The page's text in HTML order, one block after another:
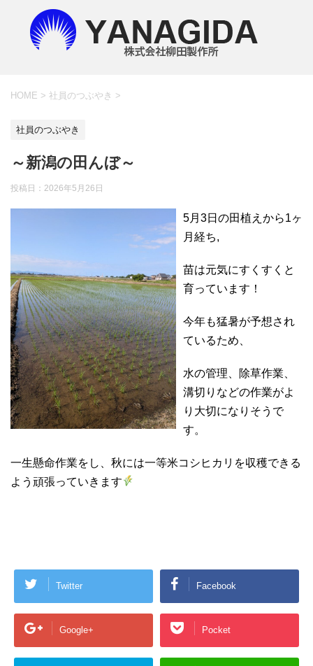
HOME > 社員のつぶやき >
社員のつぶやき
～新潟の田んぼ～
投稿日： 2026年5月26日
5月3日の田植えから1ヶ
月経ち,
苗は元気にすくすくと
育っています！
今年も猛暑が予想され
ているため、
水の管理、除草作業、
溝切りなどの作業がよ
り大切になりそうで
す。
一生懸命作業をし、秋には一等米コシヒカリを収穫できる
よう頑張っていきます
Twitter Facebook
Google+ Pocket